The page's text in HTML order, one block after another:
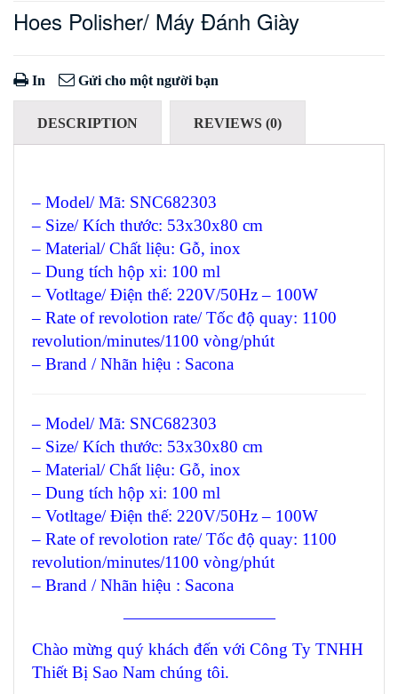
Hoes Polisher/ Máy Đánh Giày
In Gửi cho một người bạn
DESCRIPTION REVIEWS (0)
– Model/ Mã: SNC682303
– Size/ Kích thước: 53x30x80 cm
– Material/ Chất liệu: Gỗ, inox
– Dung tích hộp xi: 100 ml
– Votltage/ Điện thế: 220V/50Hz – 100W
– Rate of revolotion rate/ Tốc độ quay: 1100
revolution/minutes/1100 vòng/phút
– Brand / Nhãn hiệu : Sacona
– Model/ Mã: SNC682303
– Size/ Kích thước: 53x30x80 cm
– Material/ Chất liệu: Gỗ, inox
– Dung tích hộp xi: 100 ml
– Votltage/ Điện thế: 220V/50Hz – 100W
– Rate of revolotion rate/ Tốc độ quay: 1100
revolution/minutes/1100 vòng/phút
– Brand / Nhãn hiệu : Sacona
—————————
Chào mừng quý khách đến với Công Ty TNHH
Thiết Bị Sao Nam chúng tôi.